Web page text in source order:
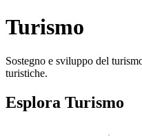
Turismo
Sostegno e sviluppo del
turistiche.
Esplora Turismo